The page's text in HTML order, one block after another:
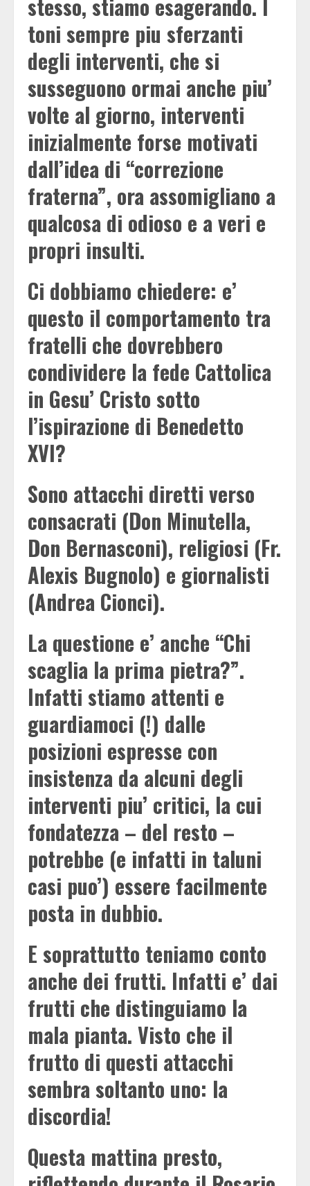
stesso, stiamo esagerando. I
toni sempre piu sferzanti
degli interventi, che si
susseguono ormai anche piu’
volte al giorno, interventi
inizialmente forse motivati
dall’idea di “correzione
fraterna”, ora assomigliano a
qualcosa di odioso e a veri e
propri insulti.
Ci dobbiamo chiedere: e’
questo il comportamento tra
fratelli che dovrebbero
condividere la fede Cattolica
in Gesu’ Cristo sotto
l’ispirazione di Benedetto
XVI?
Sono attacchi diretti verso
consacrati (Don Minutella,
Don Bernasconi), religiosi (Fr.
Alexis Bugnolo) e giornalisti
(Andrea Cionci).
La questione e’ anche “Chi
scaglia la prima pietra?”.
Infatti stiamo attenti e
guardiamoci (!) dalle
posizioni espresse con
insistenza da alcuni degli
interventi piu’ critici, la cui
fondatezza – del resto –
potrebbe (e infatti in taluni
casi puo’) essere facilmente
posta in dubbio.
E soprattutto teniamo conto
anche dei frutti. Infatti e’ dai
frutti che distinguiamo la
mala pianta. Visto che il
frutto di questi attacchi
sembra soltanto uno: la
discordia!
Questa mattina presto,